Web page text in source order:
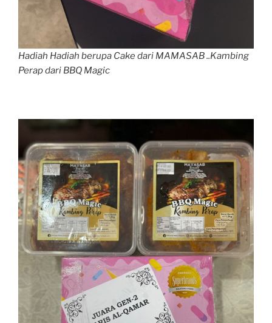
Hadiah Hadiah berupa Cake dari MAMASAB ..Kambing
Perap dari BBQ Magic